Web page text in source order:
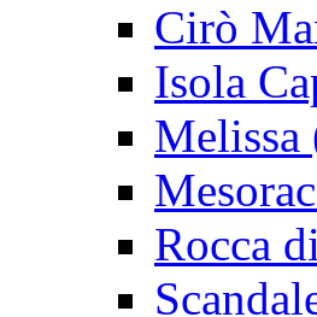
Cirò
Isola
Melissa
Rocca